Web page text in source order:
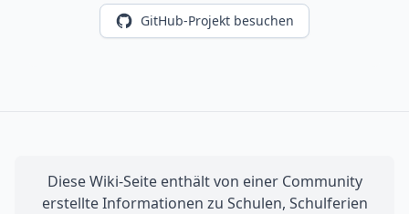
GitHub-Projekt besuchen
Diese Wiki-Seite enthält von einer Community
erstellte Informationen zu Schulen, Schulferien